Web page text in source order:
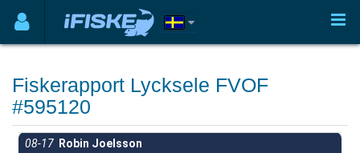
Fiskerapport Lycksele FVOF
#595120
08-17 Robin Joelsson